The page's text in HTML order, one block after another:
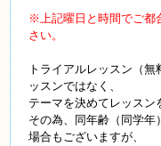
※上記曜日と時間でご都
さい。
トライアルレッスン（
ッスンではなく、
テーマを決めてレッスン
その為、同年齢（同学年
場合もございますが、